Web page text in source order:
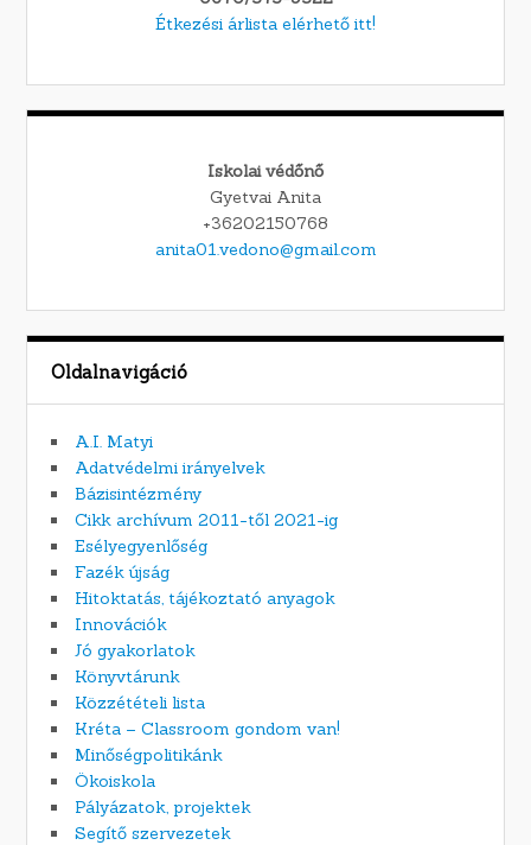
Étkezési árlista elérhető itt!
Iskolai védőnő
Gyetvai Anita
+36202150768
anita01.vedono@gmail.com
Oldalnavigáció
A.I. Matyi
Adatvédelmi irányelvek
Bázisintézmény
Cikk archívum 2011-től 2021-ig
Esélyegyenlőség
Fazék újság
Hitoktatás, tájékoztató anyagok
Innovációk
Jó gyakorlatok
Könyvtárunk
Közzétételi lista
Kréta – Classroom gondom van!
Minőségpolitikánk
Ökoiskola
Pályázatok, projektek
Segítő szervezetek